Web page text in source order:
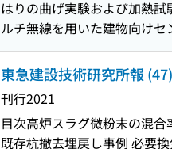
検討 PPCaボックスカルバー
引抜工法による既存杭撤去
ットの開発 サブギガ帯無線
はりの曲げ実験および加熱
ルチ無線を用いた建物向け
造物の振動特性評価 : その3
湿度変動が高層SRC・低層S
木造建物における高剛性床
影響 コンクリート面を対象
による局所変形特性評価 締
東急建設技術研究所報 (47)
刊行2021
目次高炉スラグ微粉末の混
既存杭撤去埋戻し事例 必要